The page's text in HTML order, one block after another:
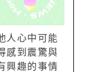
人心中可能
感到震驚與
興趣的事情